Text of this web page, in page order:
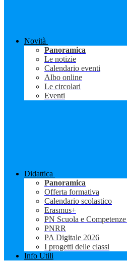
Novità
Panoramica
Le notizie
Calendario eventi
Albo online
Le circolari
Eventi
Didattica
Panoramica
Offerta formativa
Calendario scolastico
Erasmus+
PN Scuola e
PNRR
PA Digitale 2026
I progetti delle classi
Info Utili